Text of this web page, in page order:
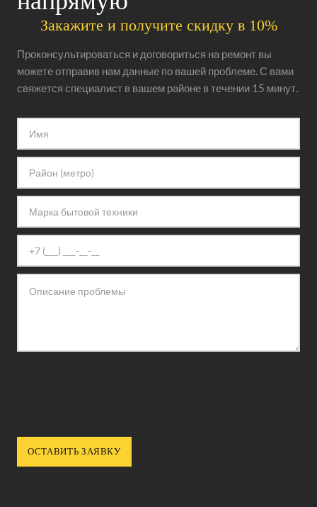
Закажите и получите скидку в 10%
Проконсультироваться и договориться на ремонт вы
можете отправив нам данные по вашей проблеме. С вами
свяжется специалист в вашем районе в течении 15 минут.